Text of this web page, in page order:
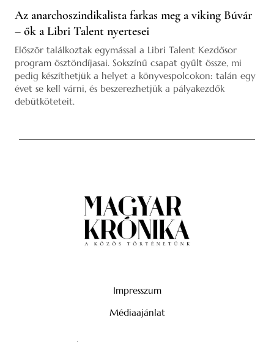
Az anarchoszindikalista farkas meg a viking Búvár
– ők a Libri Talent nyertesei
Először találkoztak egymással a Libri Talent Kezdősor
program ösztöndíjasai. Sokszínű csapat gyűlt össze, mi
pedig készíthetjük a helyet a könyvespolcokon: talán egy
évet se kell várni, és beszerezhetjük a pályakezdők
debütköteteit.
Impresszum
Médiaajánlat